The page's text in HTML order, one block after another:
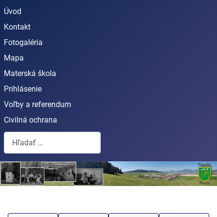
Úvod
Kontakt
Fotogaléria
Mapa
Materská škola
Prihlásenie
Voľby a referendum
Civilná ochrana
Hľadať...